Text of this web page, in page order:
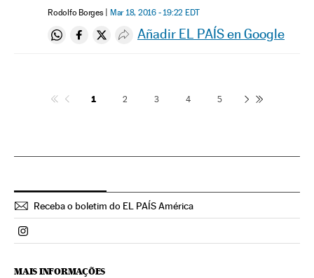
Rodolfo Borges Mar 18, 2016 - 19:22 EDT
Compartir en Whatsapp
Compartir en Facebook
Compartir en Twitter
Desplegar Redes Sociales
Añadir EL PAÍS en Google
1 2 3 4 5
Receba o boletim do EL PAÍS América
Politica El País Brasil en Instagram
MAIS INFORMAÇÕES